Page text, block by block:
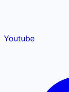
Youtube